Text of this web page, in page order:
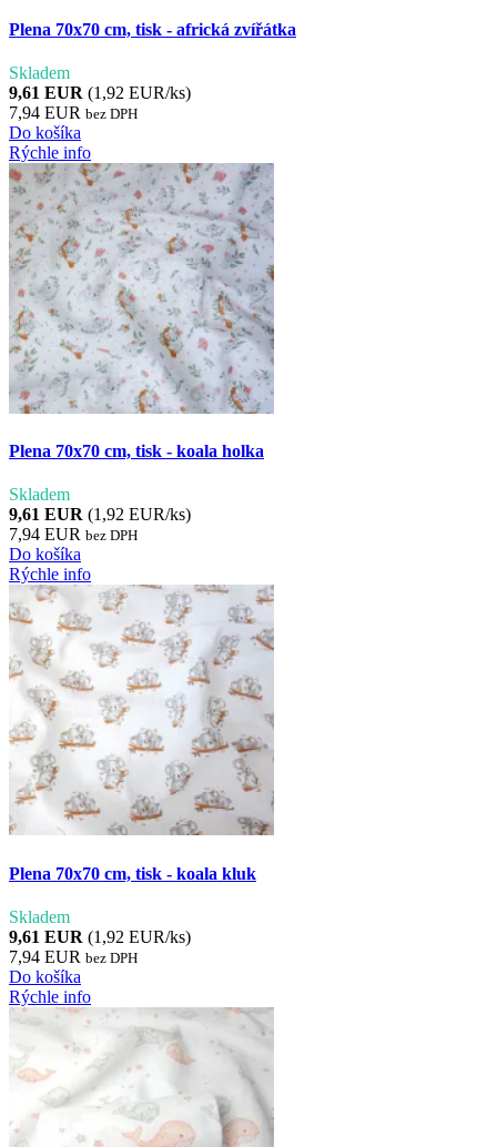
Plena 70x70 cm, tisk - africká zvířátka
Skladem
9,61 EUR (1,92 EUR/ks)
7,94 EUR bez DPH
Do košíka
Rýchle info
Plena 70x70 cm, tisk - koala holka
Skladem
9,61 EUR (1,92 EUR/ks)
7,94 EUR bez DPH
Do košíka
Rýchle info
Plena 70x70 cm, tisk - koala kluk
Skladem
9,61 EUR (1,92 EUR/ks)
7,94 EUR bez DPH
Do košíka
Rýchle info